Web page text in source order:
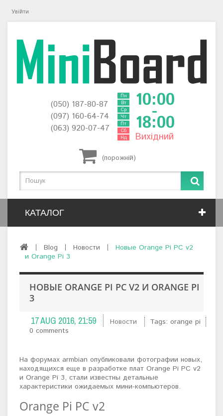
Увійти
(порожній)
(050) 187-80-87
(097) 160-64-74
(063) 920-07-47
Пн
Вт
Ср
Чт
Пт
Сб
Нд
10:00
-
18:00
Вихідний
КАТАЛОГ
Blog Новости
Новые Orange Pi PC v2
и Orange Pi 3
НОВЫЕ ORANGE PI PC V2 И ORANGE PI
3
17 AUG 2016, 21:59 Новости
Tags: orange pi
0 comments
На форумах armbian опубликовали фотографии новых,
находящихся еще в разработке плат Orange Pi PC v2
и Orange Pi 3, стали известны детальные
характеристики ожидаемых мини-компьютеров.
Orange Pi PC v2